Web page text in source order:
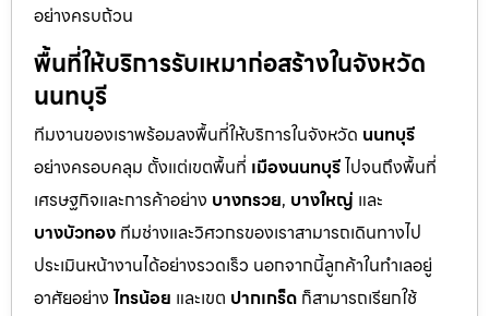
อย่างครบถ้วน
พื้นที่ให้บริการรับเหมาก่อสร้างในจังหวัด
นนทบุรี
ทีมงานของเราพร้อมลงพื้นที่ให้บริการในจังหวัด นนทบุรี
อย่างครอบคลุม ตั้งแต่เขตพื้นที่ เมืองนนทบุรีไปจนถึงพื้นที่
เศรษฐกิจและการค้าอย่าง บางกรวย, บางใหญ่ และ
บางบัวทอง ทีมช่างและวิศวกรของเราสามารถเดินทางไป
ประเมินหน้างานได้อย่างรวดเร็ว นอกจากนี้ลูกค้าในทำเลอยู่
อาศัยอย่าง ไทรน้อย และเขต ปากเกร็ด ก็สามารถเรียกใช้